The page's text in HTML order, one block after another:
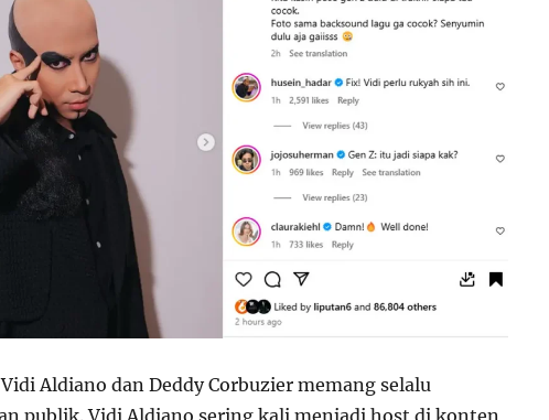
Aldiano dan Deddy Corbuzier memang selalu